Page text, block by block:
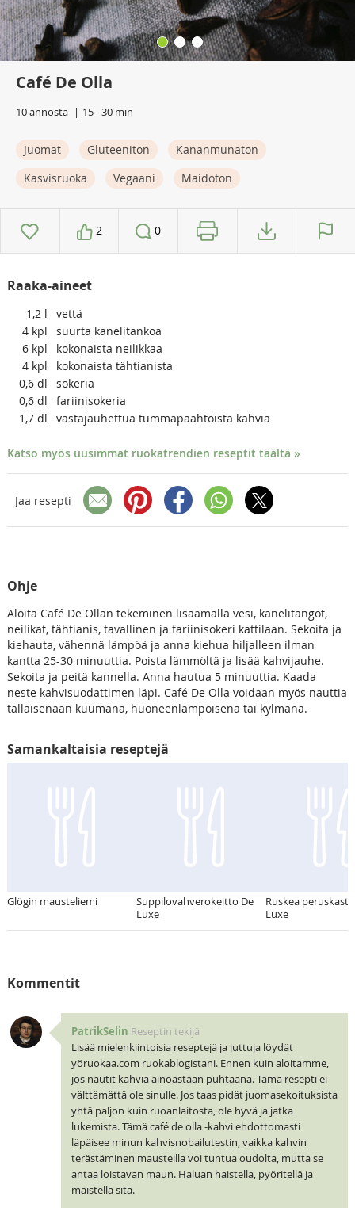
Café De Olla
10 annosta 15 - 30 min
Juomat Gluteeniton
Kananmunaton
Kasvisruoka
Vegaani Maidoton
2 0
Raaka-aineet
1,2 l
vettä
4 kpl
suurta kanelitankoa
6 kpl
kokonaista neilikkaa
4 kpl
kokonaista tähtianista
0,6 dl
sokeria
0,6 dl
fariinisokeria
1,7 dl vastajauhettua tummapaahtoista kahvia
Katso myös uusimmat ruokatrendien reseptit täältä »
Jaa resepti
Ohje
Aloita Café De Ollan tekeminen lisäämällä vesi, kanelitangot,
neilikat, tähtianis, tavallinen ja fariinisokeri kattilaan. Sekoita ja
kiehauta, vähennä lämpöä ja anna kiehua hiljalleen ilman
kantta 25-30 minuuttia. Poista lämmöltä ja lisää kahvijauhe.
Sekoita ja peitä kannella. Anna hautua 5 minuuttia. Kaada
neste kahvisuodattimen läpi. Café De Olla voidaan myös nauttia
tallaisenaan kuumana, huoneenlämpöisenä tai kylmänä.
Samankaltaisia reseptejä
Glögin mausteliemi
Suppilovahverokeitto De
Luxe
Ruskea
Luxe
Kommentit
PatrikSelin Reseptin tekijä
Lisää mielenkiintoisia reseptejä ja juttuja löydät
yöruokaa.com ruokablogistani. Ennen kuin aloitamme,
jos nautit kahvia ainoastaan puhtaana. Tämä resepti ei
välttämättä ole sinulle. Jos taas pidät juomasekoituksista
yhtä paljon kuin ruoanlaitosta, ole hyvä ja jatka
lukemista. Tämä café de olla -kahvi ehdottomasti
läpäisee minun kahvisnobailutestin, vaikka kahvin
terästäminen mausteilla voi tuntua oudolta, mutta se
antaa loistavan maun. Haluan haistella, pyöritellä ja
maistella sitä.